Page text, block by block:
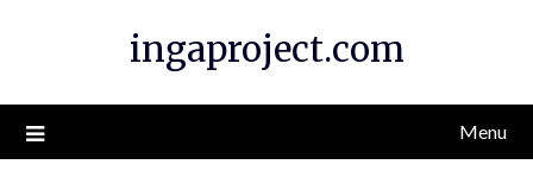
ingaproject.com
Menu